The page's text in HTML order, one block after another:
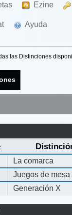
Ezine
Ayuda
las Distinciones
La comarca
Juegos de mesa
Generación X